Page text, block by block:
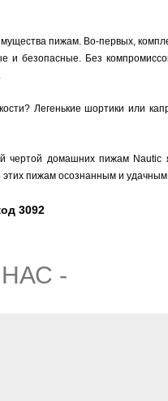
пижам. Во-первых,
и безопасные. Без
Легенькие шортики или
чертой домашних пижам Nautic
этих пижам осознанным и
3092
-